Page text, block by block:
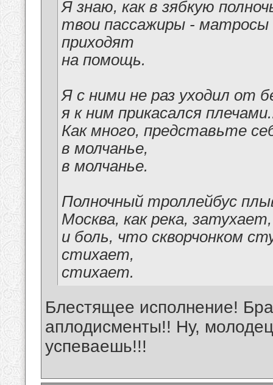
Я знаю, как в зябкую
твои пассажиры - матросы
приходят
на помощь.
Я с ними не раз уходил от
я к ним прикасался
Как много, представьте
в молчанье,
в молчанье.
Полночный троллейбус
Москва, как река, затухает,
и боль, что скворчонком
стихает,
стихает.
Блестящее исполнение!
аплодисменты!! Ну,
успеваешь!!!